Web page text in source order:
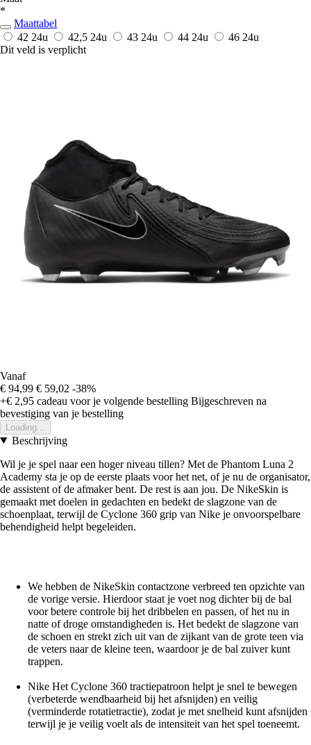
*
Maattabel
42 24u 42,5 24u 43 24u 44 24u 46 24u
Dit veld is verplicht
Vanaf
€ 94,99 € 59,02 -38%
+€ 2,95 cadeau voor je volgende bestelling Bijgeschreven na
bevestiging van je bestelling
Loading...
Beschrijving
Wil je je spel naar een hoger niveau tillen? Met de Phantom Luna 2
Academy sta je op de eerste plaats voor het net, of je nu de organisator,
de assistent of de afmaker bent. De rest is aan jou. De NikeSkin is
gemaakt met doelen in gedachten en bedekt de slagzone van de
schoenplaat, terwijl de Cyclone 360 grip van Nike je onvoorspelbare
behendigheid helpt begeleiden.
We hebben de NikeSkin contactzone verbreed ten opzichte van
de vorige versie. Hierdoor staat je voet nog dichter bij de bal
voor betere controle bij het dribbelen en passen, of het nu in
natte of droge omstandigheden is. Het bedekt de slagzone van
de schoen en strekt zich uit van de zijkant van de grote teen via
de veters naar de kleine teen, waardoor je de bal zuiver kunt
trappen.
Nike Het Cyclone 360 tractiepatroon helpt je snel te bewegen
(verbeterde wendbaarheid bij het afsnijden) en veilig
(verminderde rotatietractie), zodat je met snelheid kunt afsnijden
terwijl je je veilig voelt als de intensiteit van het spel toeneemt.